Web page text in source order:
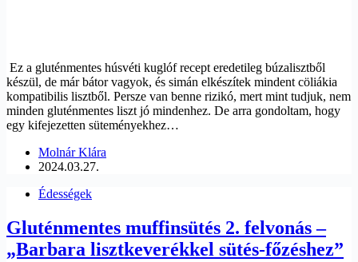
Ez a gluténmentes húsvéti kuglóf recept eredetileg búzalisztből
készül, de már bátor vagyok, és simán elkészítek mindent cöliákia
kompatibilis lisztből. Persze van benne rizikó, mert mint tudjuk, nem
minden gluténmentes liszt jó mindenhez. De arra gondoltam, hogy
egy kifejezetten süteményekhez…
Molnár Klára
2024.03.27.
Édességek
Gluténmentes muffinsütés 2. felvonás –
„Barbara lisztkeverékkel sütés-főzéshez”